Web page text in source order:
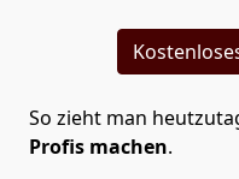
So zieht man
Profis machen.